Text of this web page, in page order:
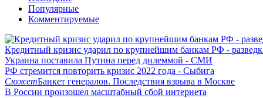
Популярные
Комментируемые
Кредитный кризис ударил по крупнейшим банкам РФ -
Украина поставила Путина перед дилеммой - СМИ
РФ стремится повторить кризис 2022 года - Сыбига
СюжетБанкет генералов. Последствия взрыва в Москве
В России произошел масштабный сбой интернета